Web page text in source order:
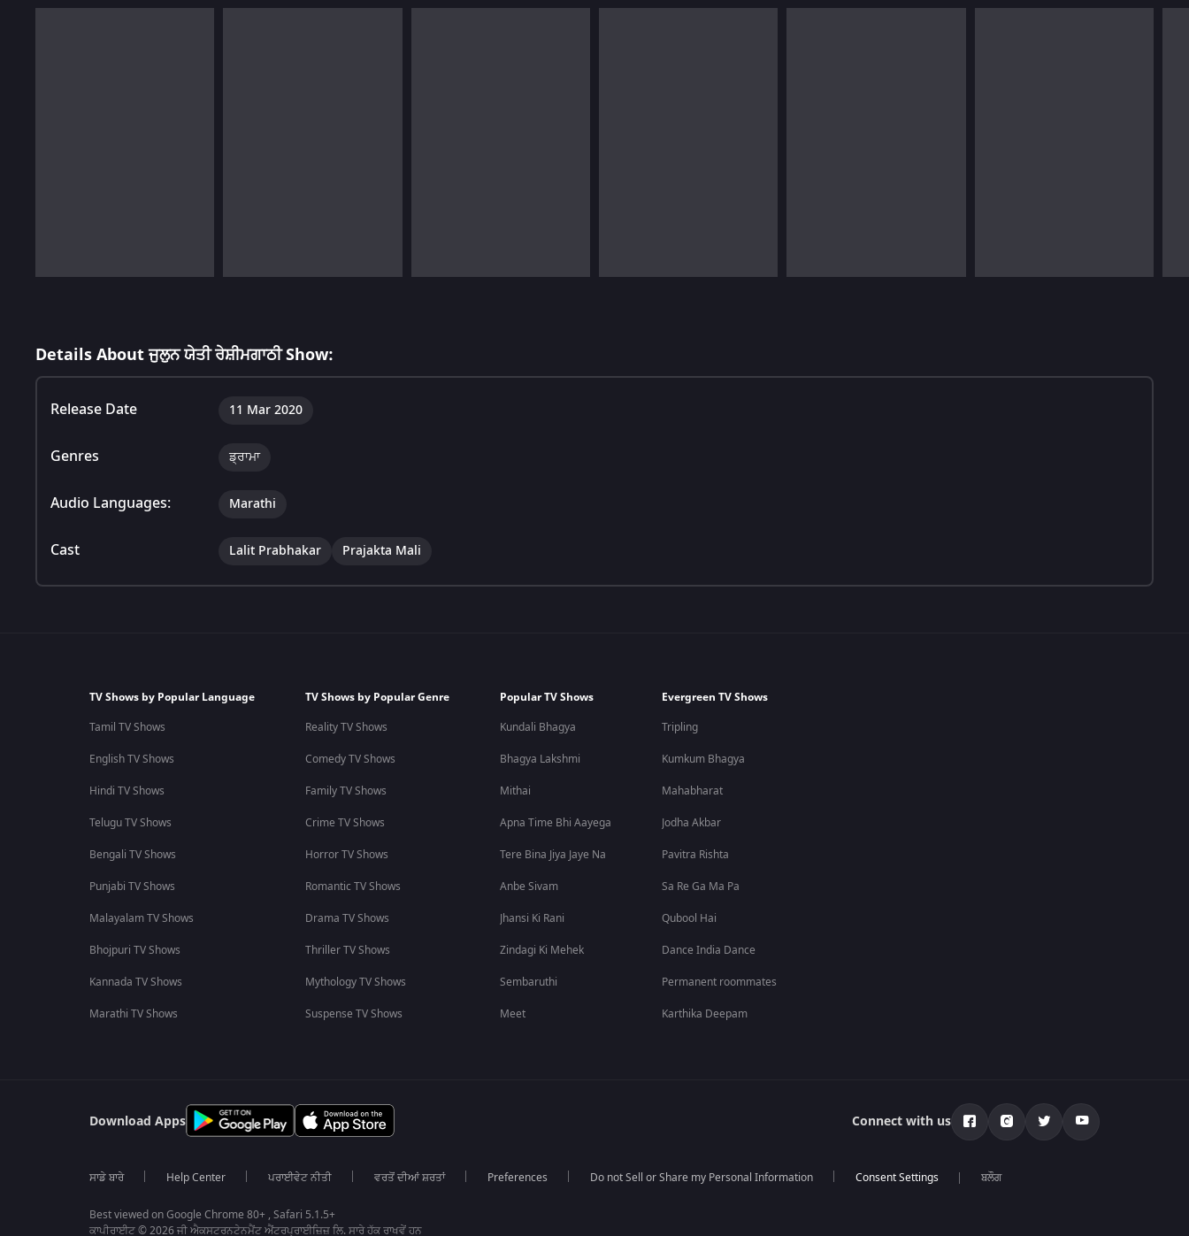
Details About ਜੁਲੁਨ ਯੇਤੀ ਰੇਸ਼ੀਮਗਾਠੀ Show:
Release Date 11 Mar 2020
Genres ਡ੍ਰਾਮਾ
Audio Languages: Marathi
Cast Lalit Prabhakar Prajakta Mali
TV Shows by Popular Language
Tamil TV Shows
English TV Shows
Hindi TV Shows
Telugu TV Shows
Bengali TV Shows
Punjabi TV Shows
Malayalam TV Shows
Bhojpuri TV Shows
Kannada TV Shows
Marathi TV Shows
TV Shows by Popular Genre
Reality TV Shows
Comedy TV Shows
Family TV Shows
Crime TV Shows
Horror TV Shows
Romantic TV Shows
Drama TV Shows
Thriller TV Shows
Mythology TV Shows
Suspense TV Shows
Popular TV Shows
Kundali Bhagya
Bhagya Lakshmi
Mithai
Apna Time Bhi Aayega
Tere Bina Jiya Jaye Na
Anbe Sivam
Jhansi Ki Rani
Zindagi Ki Mehek
Sembaruthi
Meet
Evergreen TV Shows
Tripling
Kumkum Bhagya
Mahabharat
Jodha Akbar
Pavitra Rishta
Sa Re Ga Ma Pa
Qubool Hai
Dance India Dance
Permanent roommates
Karthika Deepam
Download Apps Connect with us
ਸਾਡੇ ਬਾਰੇ Help Center ਪਰਾਈਵੇਟ ਨੀਤੀ ਵਰਤੋਂ ਦੀਆਂ ਸ਼ਰਤਾਂ Preferences Do not Sell or Share my Personal Information ਬਲੌਗ
Best viewed on Google Chrome 80+ , Safari 5.1.5+
ਕਾਪੀਰਾਈਟ © 2026 ਜੀ ਐਕਸਟਰਨਟੇਨਮੈਂਟ ਐਂਟਰਪ੍ਰਾਈਜ਼ਿਜ਼ ਲਿ. ਸਾਰੇ ਹੱਕ ਰਾਖਵੇਂ ਹਨ